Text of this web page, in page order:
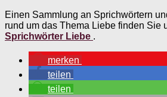
Einen Sammlung an Sprichwörtern
rund um das Thema Liebe finden Sie
Sprichwörter Liebe .
merken
teilen
teilen